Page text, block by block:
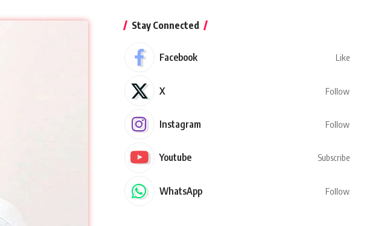
Stay Connected
Facebook Like
X Follow
Instagram Follow
Youtube Subscribe
WhatsApp Follow